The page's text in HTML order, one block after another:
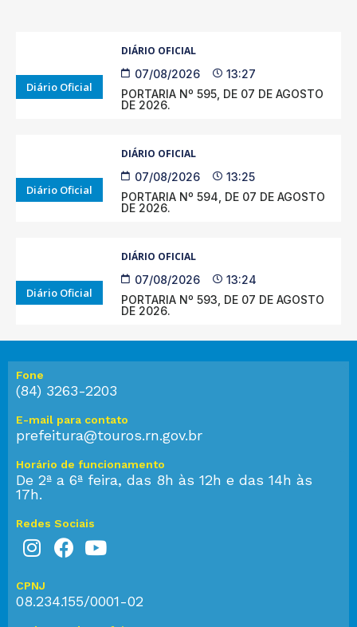
Diário Oficial
DIÁRIO OFICIAL
07/08/2026
13:27
PORTARIA Nº 595, DE 07 DE AGOSTO
DE 2026.
Diário Oficial
DIÁRIO OFICIAL
07/08/2026
13:25
PORTARIA Nº 594, DE 07 DE AGOSTO
DE 2026.
Diário Oficial
DIÁRIO OFICIAL
07/08/2026
13:24
PORTARIA Nº 593, DE 07 DE AGOSTO
DE 2026.
Fone
(84) 3263-2203
E-mail para contato
prefeitura@touros.rn.gov.br
Horário de funcionamento
De 2ª a 6ª feira, das 8h às 12h e das 14h às
17h.
Redes Sociais
CPNJ
08.234.155/0001-02